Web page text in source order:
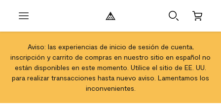
Aviso: las experiencias de inicio de sesión de cuenta,
inscripción y carrito de compras en nuestro sitio en español no
están disponibles en este momento. Utilice el sitio de EE. UU.
para realizar transacciones hasta nuevo aviso. Lamentamos los
inconvenientes.